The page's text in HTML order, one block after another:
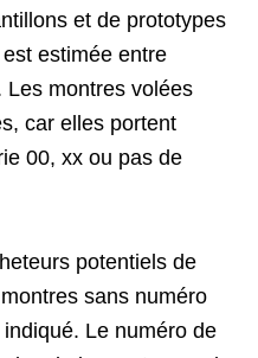
et de prototypes
estimée entre
Les montres volées
car elles portent
00, xx ou pas de
potentiels de
sans numéro
Le numéro de